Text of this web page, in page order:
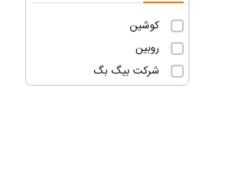
کوشین
روبین
شرکت بیگ بگ